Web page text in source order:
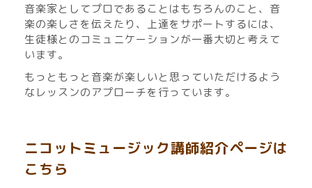
音楽家としてプロであることはもちろんのこと、音
楽の楽しさを伝えたり、上達をサポートするには、
生徒様とのコミュニケーションが一番大切と考えて
います。
もっともっと音楽が楽しいと思っていただけるよう
なレッスンのアプローチを行っています。
ニコットミュージック講師紹介ページは
こちら